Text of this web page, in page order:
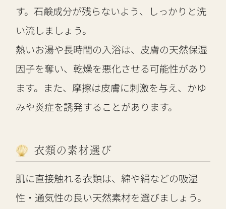
す。石鹸成分が残らないよう、しっかりと洗
い流しましょう。
熱いお湯や長時間の入浴は、皮膚の天然保湿
因子を奪い、乾燥を悪化させる可能性があり
ます。また、摩擦は皮膚に刺激を与え、かゆ
みや炎症を誘発することがあります。
衣類の素材選び
肌に直接触れる衣類は、綿や絹などの吸湿
性・通気性の良い天然素材を選びましょう。